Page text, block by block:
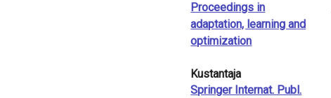
Proceedings in
adaptation, learning and
optimization
Kustantaja
Springer Internat. Publ.